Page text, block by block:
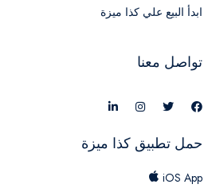
ابدأ البيع علي كذا ميزة
تواصل معنا
حمل تطبيق كذا ميزة
iOS App